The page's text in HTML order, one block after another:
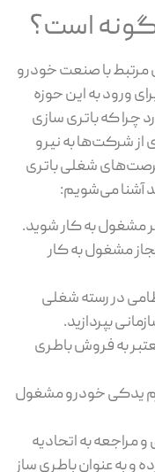
است؟
مرتبط با صنعت خودرو
ورود به این حوزه
که باتری سازی
شرکت‌ها به نیرو
فرصت‌های شغلی باتری
آشنا می‌شویم:
مشغول به کار شوید.
مشغول به کار
در رسته شغلی
بپردازید.
به فروش باطری
یدکی خودرو مشغول
مراجعه به اتحادیه
و به عنوان باطری ساز